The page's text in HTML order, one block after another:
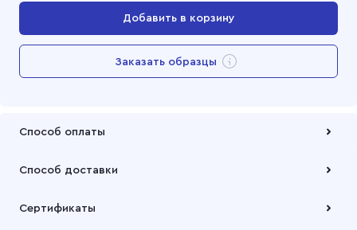
Добавить в корзину
Перейти в корзину
Заказать образцы
Способ оплаты
Способ доставки
наших складов или через транспортную компанию на Ваш
Сертификаты